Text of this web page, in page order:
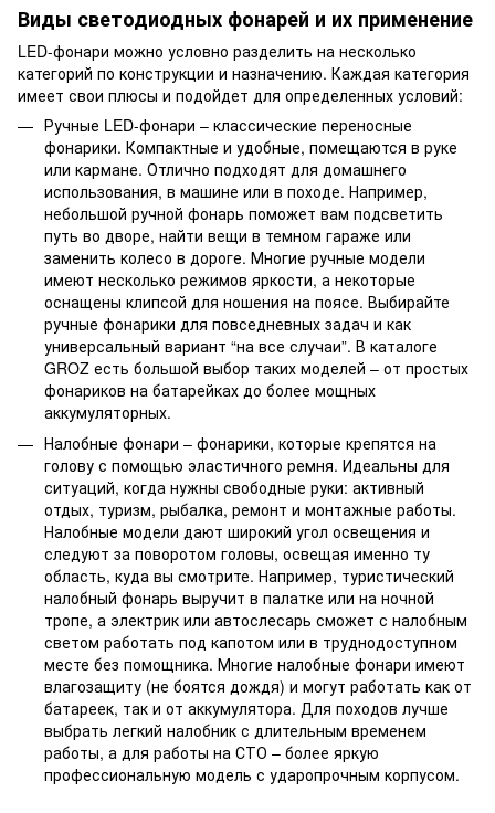
Виды светодиодных фонарей и их применение
LED-фонари можно условно разделить на несколько
категорий по конструкции и назначению. Каждая категория
имеет свои плюсы и подойдет для определенных условий:
Ручные LED-фонари – классические переносные
фонарики. Компактные и удобные, помещаются в руке
или кармане. Отлично подходят для домашнего
использования, в машине или в походе. Например,
небольшой ручной фонарь поможет вам подсветить
путь во дворе, найти вещи в темном гараже или
заменить колесо в дороге. Многие ручные модели
имеют несколько режимов яркости, а некоторые
оснащены клипсой для ношения на поясе. Выбирайте
ручные фонарики для повседневных задач и как
универсальный вариант “на все случаи”. В каталоге
GROZ есть большой выбор таких моделей – от простых
фонариков на батарейках до более мощных
аккумуляторных.
Налобные фонари – фонарики, которые крепятся на
голову с помощью эластичного ремня. Идеальны для
ситуаций, когда нужны свободные руки: активный
отдых, туризм, рыбалка, ремонт и монтажные работы.
Налобные модели дают широкий угол освещения и
следуют за поворотом головы, освещая именно ту
область, куда вы смотрите. Например, туристический
налобный фонарь выручит в палатке или на ночной
тропе, а электрик или автослесарь сможет с налобным
светом работать под капотом или в труднодоступном
месте без помощника. Многие налобные фонари имеют
влагозащиту (не боятся дождя) и могут работать как от
батареек, так и от аккумулятора. Для походов лучше
выбрать легкий налобник с длительным временем
работы, а для работы на СТО – более яркую
профессиональную модель с ударопрочным корпусом.